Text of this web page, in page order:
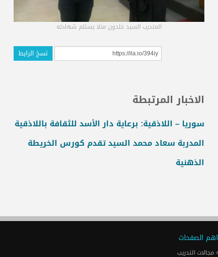
المتدرب السيد خلدون منلا يستلم شهادته
نسخ الرابط
الاخبار المرتبطة
سوريا – اللاذقية: برعاية دار الأسد للثقافة باللاذقية
المدربة سعاد محمد السيد تقدم كورس الخريطة
الذهنية
اهم الصفحات
مجالات التدريب